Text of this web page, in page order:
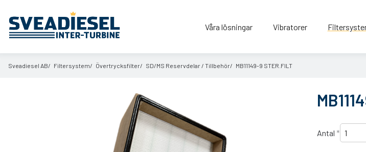
Våra lösningar Vibratorer
Sveadiesel AB Filtersystem Övertrycksfilter SD/MS Reservdelar / Tillbehör MB11149-9 STER.FILT
Antal *